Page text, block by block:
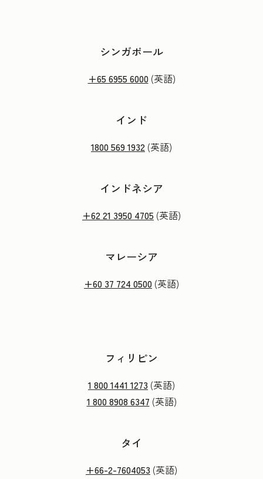
シンガポール
+65 6955 6000(英語)
インド
1800 569 1932 (英語)
インドネシア
+62 21 3950 4705 (英語)
マレーシア
+60 37 724 0500 (英語)
フィリピン
1 800 1441 1273 (英語)
1 800 8908 6347 (英語)
タイ
+66-2-7604053 (英語)